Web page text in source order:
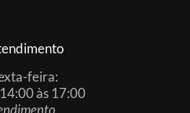
feira:
às 17:00